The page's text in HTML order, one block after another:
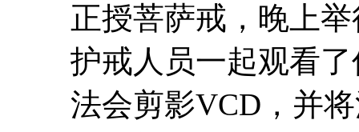
正授菩萨戒，晚上
护戒人员一起观看
法会剪影VCD，并